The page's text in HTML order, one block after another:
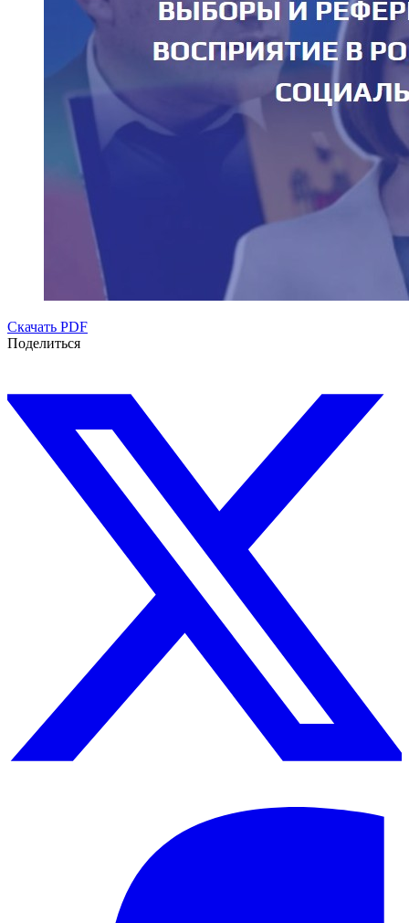
Скачать PDF
Поделиться